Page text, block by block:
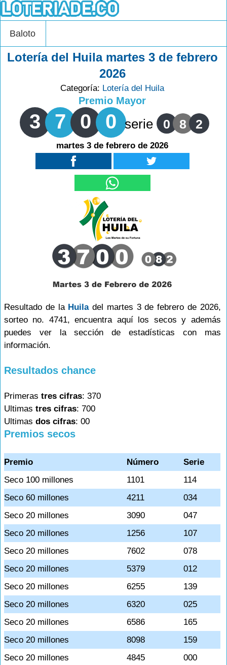
Baloto
Lotería del Huila martes 3 de febrero
2026
Categoría: Lotería del Huila
Premio Mayor
3 7 0 0 serie 0 8 2
martes 3 de febrero de 2026
Resultado de la Huiladel martes 3 de febrero de 2026,
sorteo no. 4741, encuentra aquí los secos y además
puedes ver la sección de estadísticas con mas
información.
Resultados chance
Primeras tres cifras: 370
Ultimas tres cifras: 700
Ultimas dos cifras: 00
Premios secos
Premio Número
Serie
Seco 100 millones
1101
114
Seco 60 millones
4211
034
Seco 20 millones
3090
047
Seco 20 millones
1256
107
Seco 20 millones
7602
078
Seco 20 millones
5379
012
Seco 20 millones
6255
139
Seco 20 millones
6320
025
Seco 20 millones
6586
165
Seco 20 millones
8098
159
Seco 20 millones
4845
000